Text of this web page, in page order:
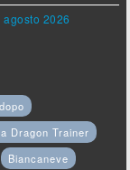
2026
Dragon Trainer
Biancaneve